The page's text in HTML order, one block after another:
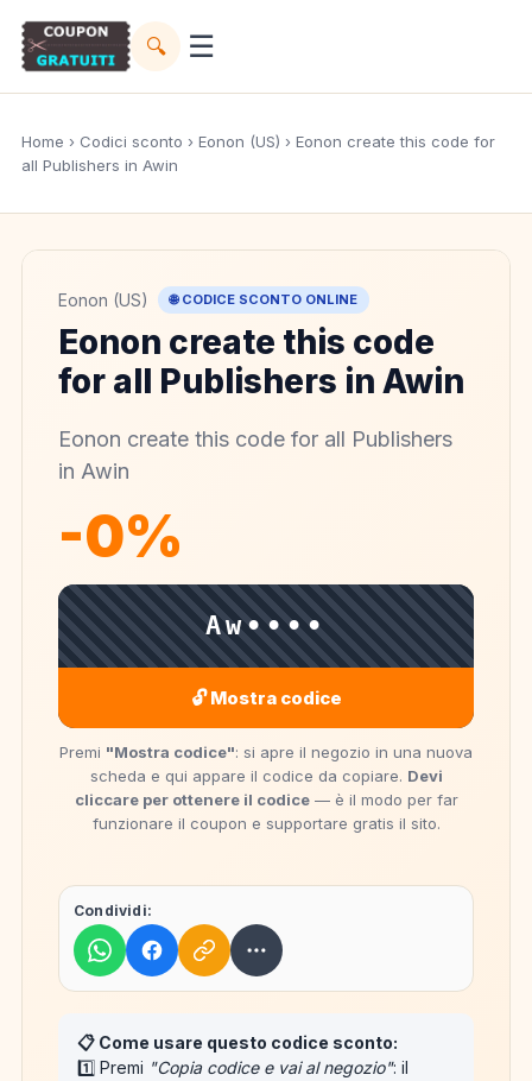
🔍 ☰
Home › Codici sconto › Eonon (US) › Eonon create this code for
all Publishers in Awin
Eonon (US) 🌐 CODICE SCONTO ONLINE
Eonon create this code
for all Publishers in Awin
Eonon create this code for all Publishers
in Awin
-0%
Aw••••
🔓 Mostra codice
Premi "Mostra codice": si apre il negozio in una nuova
scheda e qui appare il codice da copiare. Devi
cliccare per ottenere il codice— è il modo per far
funzionare il coupon e supportare gratis il sito.
Condividi:
📋 Come usare questo codice sconto:
1️⃣ Premi "Copia codice e vai al negozio": il